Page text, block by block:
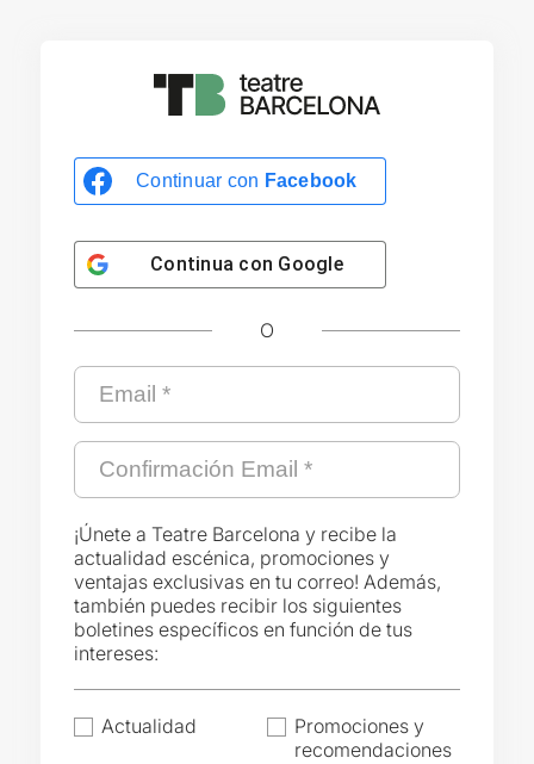
Continuar con Facebook
Continua con Google
O
¡Únete a Teatre Barcelona y recibe la
actualidad escénica, promociones y
ventajas exclusivas en tu correo! Además,
también puedes recibir los siguientes
boletines específicos en función de tus
intereses:
Actualidad
Promociones y
recomendaciones